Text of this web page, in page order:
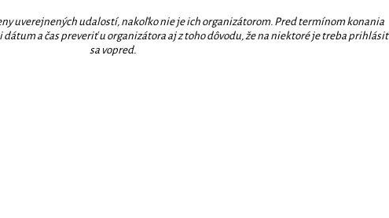
uverejnených udalostí, nakoľko nie je ich organizátorom. Pred termínom konania
a čas preveriť u organizátora aj z toho dôvodu, že na niektoré je treba prihlásiť
sa vopred.